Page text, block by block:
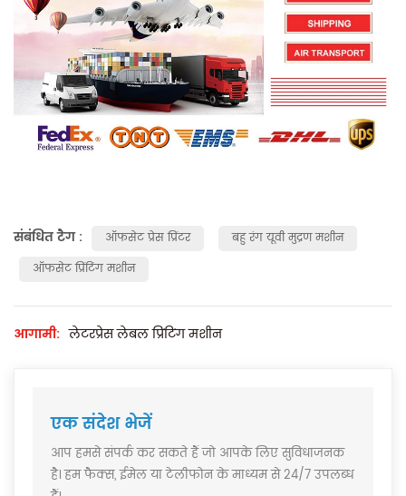
संबंधित टैग : ऑफसेट प्रेस प्रिंटर
बहु रंग यूवी मुद्रण मशीन
ऑफसेट प्रिंटिंग मशीन
आगामी: लेटरप्रेस लेबल प्रिंटिंग मशीन
एक संदेश भेजें
आप हमसे संपर्क कर सकते हैं जो आपके लिए सुविधाजनक
है। हम फैक्स, ईमेल या टेलीफोन के माध्यम से 24/7 उपलब्ध